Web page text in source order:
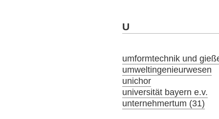
U
umformtechnik und
umweltingenieurwesen
unichor
universität bayern e.v.
unternehmertum (31)